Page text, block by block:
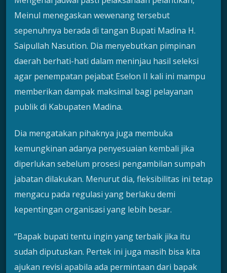
Meinul menegaskan wewenang tersebut
sepenuhnya berada di tangan Bupati Madina H.
Saipullah Nasution. Dia menyebutkan pimpinan
daerah berhati-hati dalam meninjau hasil seleksi
agar penempatan pejabat Eselon II kali ini mampu
memberikan dampak maksimal bagi pelayanan
publik di Kabupaten Madina.
Dia mengatakan pihaknya juga membuka
kemungkinan adanya penyesuaian kembali jika
diperlukan sebelum prosesi pengambilan sumpah
jabatan dilakukan. Menurut dia, fleksibilitas ini tetap
mengacu pada regulasi yang berlaku demi
kepentingan organisasi yang lebih besar.
“Bapak bupati tentu ingin yang terbaik jika itu
sudah diputuskan. Pertek ini juga masih bisa kita
ajukan revisi apabila ada permintaan dari bapak